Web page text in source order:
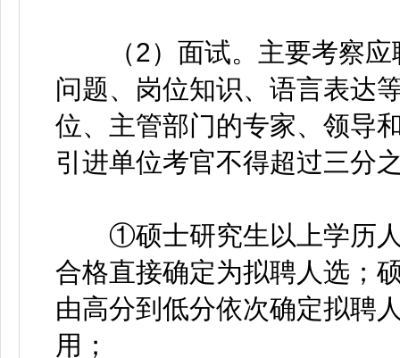
（2）面试。主要考察应
问题、岗位知识、语言表达
位、主管部门的专家、领导
引进单位考官不得超过三分
①硕士研究生以上学历人
合格直接确定为拟聘人选；
由高分到低分依次确定拟聘
用；